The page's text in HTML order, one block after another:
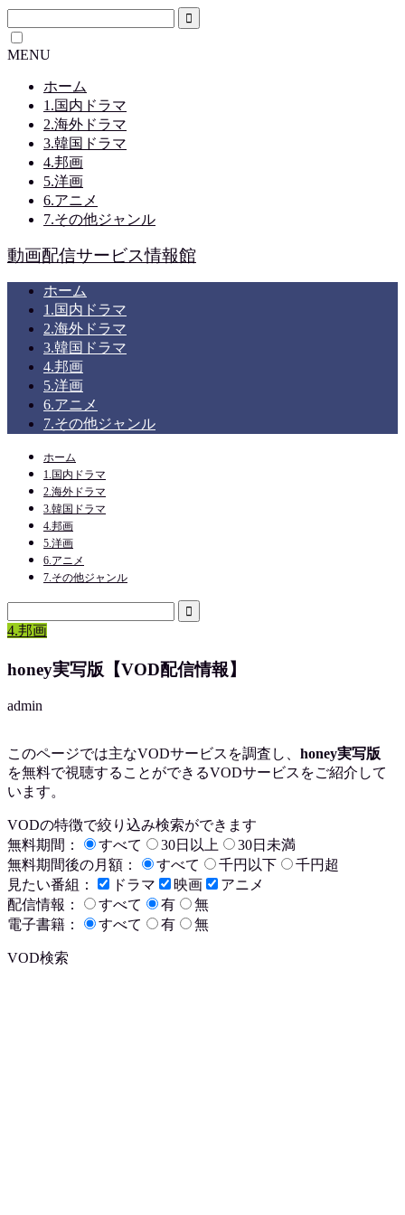
MENU
ホーム
1.国内ドラマ
2.海外ドラマ
3.韓国ドラマ
4.邦画
5.洋画
6.アニメ
7.その他ジャンル
動画配信サービス情報館
ホーム
1.国内ドラマ
2.海外ドラマ
3.韓国ドラマ
4.邦画
5.洋画
6.アニメ
7.その他ジャンル
ホーム
1.国内ドラマ
2.海外ドラマ
3.韓国ドラマ
4.邦画
5.洋画
6.アニメ
7.その他ジャンル
4.邦画
honey実写版【VOD配信情報】
admin
このページでは主なVODサービスを調査し、 honey実写版
を無料で視聴することができるVODサービスをご紹介して
います。
VODの特徴で絞り込み検索ができます
無料期間：
すべて 30日以上
30日未満
無料期間後の月額：
すべて 千円以下
千円超
見たい番組：
ドラマ 映画
アニメ
配信情報：
すべて 有
無
電子書籍：
すべて 有 無
VOD検索